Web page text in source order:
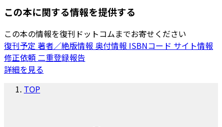
この本に関する情報を提供する
この本の情報を復刊ドットコムまでお寄せください
復刊予定 著者／絶版情報 奥付情報 ISBNコード サイト情報
修正依頼二重登録報告
詳細を見る
TOP